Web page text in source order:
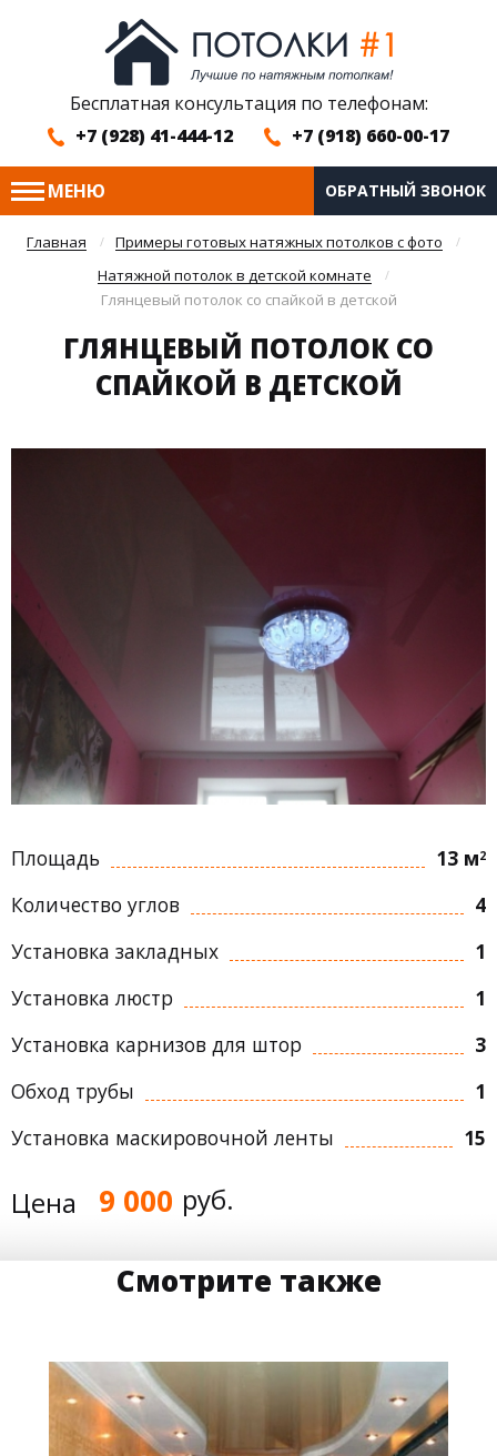
Бесплатная консультация по телефонам:
+7 (928) 41-444-12
+7 (918) 660-00-17
МЕНЮ ОБРАТНЫЙ ЗВОНОК
Главная
Примеры готовых натяжных потолков с фото
Натяжной потолок в детской комнате
Глянцевый потолок со спайкой в детской
ГЛЯНЦЕВЫЙ ПОТОЛОК СО
СПАЙКОЙ В ДЕТСКОЙ
Площадь 13 м2
Количество углов
4
Установка закладных
1
Установка люстр
1
Установка карнизов для штор
3
Обход трубы
1
Установка маскировочной ленты
15
Цена 9 000 руб.
Смотрите также